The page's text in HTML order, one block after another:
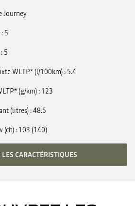
Journey
5
5
WLTP* (l/100km) 5.4
(g/km) 123
(litres) 48.5
(ch) 103 (140)
CARACTÉRISTIQUES